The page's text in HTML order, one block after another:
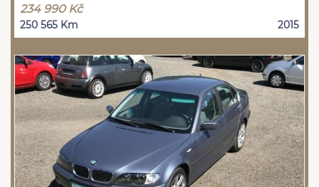
234 990 Kč
250 565 Km 2015